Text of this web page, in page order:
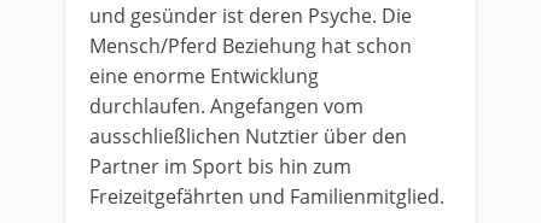
und gesünder ist deren Psyche. Die
Mensch/Pferd Beziehung hat schon
eine enorme Entwicklung
durchlaufen. Angefangen vom
ausschließlichen Nutztier über den
Partner im Sport bis hin zum
Freizeitgefährten und Familienmitglied.